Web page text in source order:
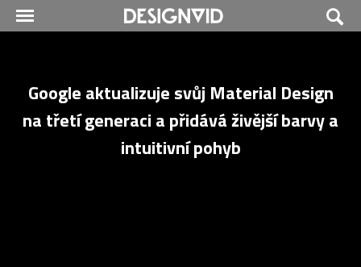
Google aktualizuje svůj Material Design
na třetí generaci a přidává živější barvy a
intuitivní pohyb